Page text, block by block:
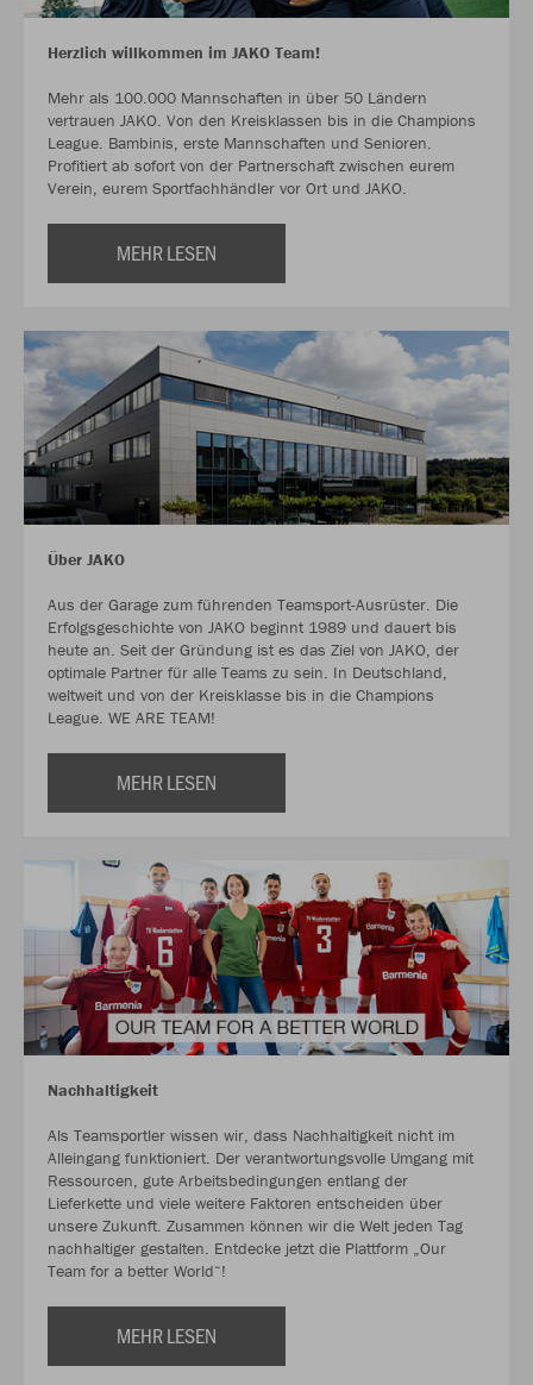
Herzlich willkommen im JAKO Team!
Mehr als 100.000 Mannschaften in über 50 Ländern
vertrauen JAKO. Von den Kreisklassen bis in die Champions
League. Bambinis, erste Mannschaften und Senioren.
Profitiert ab sofort von der Partnerschaft zwischen eurem
Verein, eurem Sportfachhändler vor Ort und JAKO.
MEHR LESEN
Über JAKO
Aus der Garage zum führenden Teamsport-Ausrüster. Die
Erfolgsgeschichte von JAKO beginnt 1989 und dauert bis
heute an. Seit der Gründung ist es das Ziel von JAKO, der
optimale Partner für alle Teams zu sein. In Deutschland,
weltweit und von der Kreisklasse bis in die Champions
League. WE ARE TEAM!
MEHR LESEN
Nachhaltigkeit
Als Teamsportler wissen wir, dass Nachhaltigkeit nicht im
Alleingang funktioniert. Der verantwortungsvolle Umgang mit
Ressourcen, gute Arbeitsbedingungen entlang der
Lieferkette und viele weitere Faktoren entscheiden über
unsere Zukunft. Zusammen können wir die Welt jeden Tag
nachhaltiger gestalten. Entdecke jetzt die Plattform „Our
Team for a better World“!
MEHR LESEN